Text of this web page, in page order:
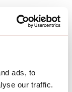
ads, to
our traffic.